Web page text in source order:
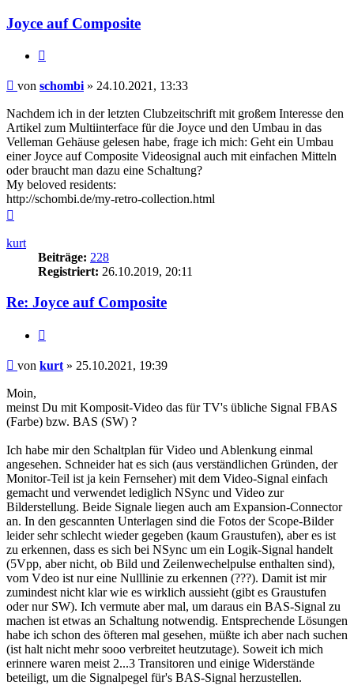
Joyce auf Composite
Beitrag
von schombi » 24.10.2021, 13:33
Nachdem ich in der letzten Clubzeitschrift mit großem Interesse den
Artikel zum Multiinterface für die Joyce und den Umbau in das
Velleman Gehäuse gelesen habe, frage ich mich: Geht ein Umbau
einer Joyce auf Composite Videosignal auch mit einfachen Mitteln
oder braucht man dazu eine Schaltung?
My beloved residents:
http://schombi.de/my-retro-collection.html
kurt
Beiträge: 228
Registriert: 26.10.2019, 20:11
Re: Joyce auf Composite
Beitrag
von kurt » 25.10.2021, 19:39
Moin,
meinst Du mit Komposit-Video das für TV's übliche Signal FBAS
(Farbe) bzw. BAS (SW) ?
Ich habe mir den Schaltplan für Video und Ablenkung einmal
angesehen. Schneider hat es sich (aus verständlichen Gründen, der
Monitor-Teil ist ja kein Fernseher) mit dem Video-Signal einfach
gemacht und verwendet lediglich NSync und Video zur
Bilderstellung. Beide Signale liegen auch am Expansion-Connector
an. In den gescannten Unterlagen sind die Fotos der Scope-Bilder
leider sehr schlecht wieder gegeben (kaum Graustufen), aber es ist
zu erkennen, dass es sich bei NSync um ein Logik-Signal handelt
(5Vpp, aber nicht, ob Bild und Zeilenwechelpulse enthalten sind),
vom Vdeo ist nur eine Nulllinie zu erkennen (???). Damit ist mir
zumindest nicht klar wie es wirklich aussieht (gibt es Graustufen
oder nur SW). Ich vermute aber mal, um daraus ein BAS-Signal zu
machen ist etwas an Schaltung notwendig. Entsprechende Lösungen
habe ich schon des öfteren mal gesehen, müßte ich aber nach suchen
(ist halt nicht mehr sooo verbreitet heutzutage). Soweit ich mich
erinnere waren meist 2...3 Transitoren und einige Widerstände
beteiligt, um die Signalpegel für's BAS-Signal herzustellen.